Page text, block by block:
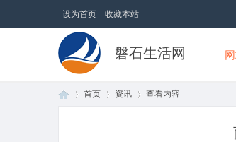
设为首页 收藏本站
磐石生活网
首页 资讯 查看内容